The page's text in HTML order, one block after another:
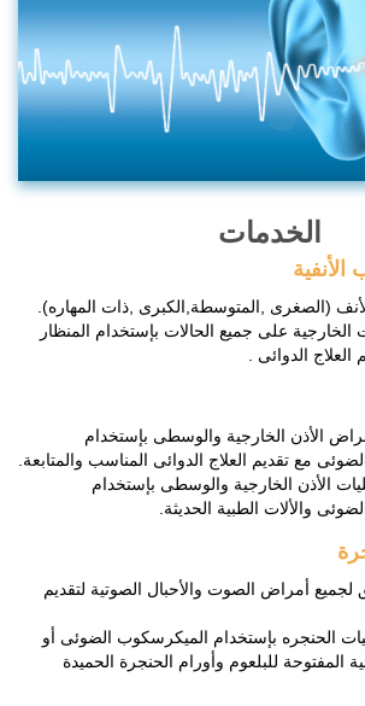
الخدمات
الأنفية
(الصغرى ,المتوسطة,الكبرى ,ذات المهاره).
الخارجية على جميع الحالات بإستخدام المنظار
العلاج الدوائى .
الأذن الخارجية والوسطى بإستخدام
مع تقديم العلاج الدوائى المناسب والمتابعة.
الأذن الخارجية والوسطى بإستخدام
والألات الطبية الحديثة.
لجميع أمراض الصوت والأحبال الصوتية لتقديم
الحنجره بإستخدام الميكرسكوب الضوئى أو
المفتوحة للبلعوم وأورام الحنجرة الحميدة